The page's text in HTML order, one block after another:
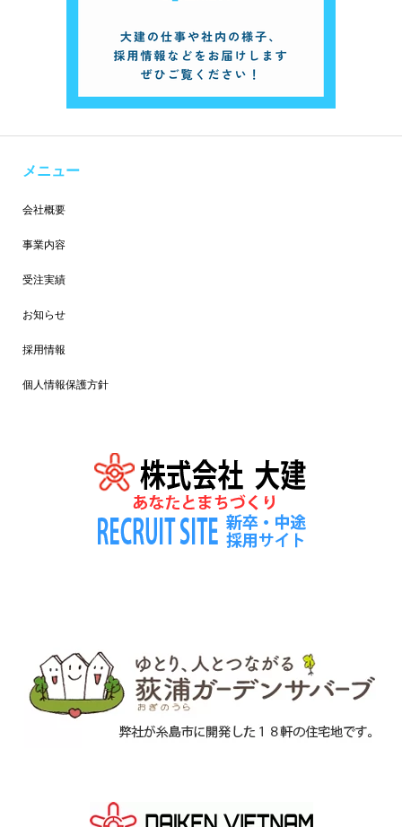
メニュー
会社概要
事業内容
受注実績
お知らせ
採用情報
個人情報保護方針